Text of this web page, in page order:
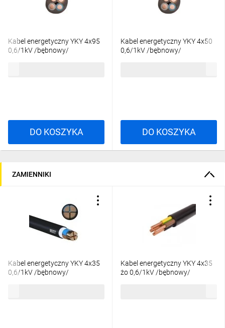
Kabel energetyczny YKY 4x95
0,6/1kV /bębnowy/
DO KOSZYKA
Kabel energetyczny YKY 4x50
0,6/1kV /bębnowy/
DO KOSZYKA
ZAMIENNIKI
Kabel energetyczny YKY 4x35
0,6/1kV /bębnowy/
Kabel energetyczny YKY 4x35
żo 0,6/1kV /bębnowy/